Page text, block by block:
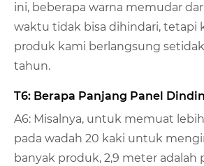
ini, beberapa warna memudar
waktu tidak bisa dihindari, tetapi
produk kami berlangsung
tahun.
T6: Berapa Panjang Panel
A6: Misalnya, untuk memuat
pada wadah 20 kaki untuk
banyak produk, 2,9 meter adalah